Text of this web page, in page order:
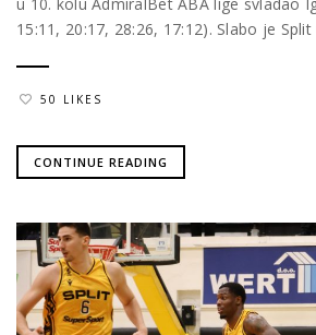
15:11, 20:17, 28:26, 17:12). Slabo je
50 LIKES
CONTINUE READING